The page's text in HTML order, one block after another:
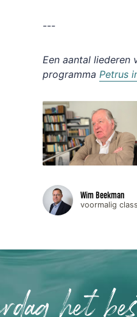
---
Een aantal liederen
programma Petrus
Wim Beekman
voormalig